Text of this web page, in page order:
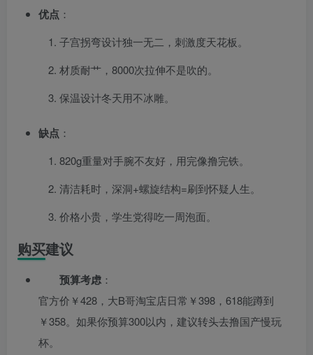
优点 ：
子宫拐弯设计独一无二，刺激度天花板。
材质耐艹，8000次拉伸不是吹的。
保温设计冬天用不冰雕。
缺点 ：
820g重量对手腕不友好，用完像撸完铁。
清洁耗时，深洞+螺旋结构=刷到怀疑人生。
价格小贵，学生党得吃一周泡面。
购买建议
预算考虑 ：
官方价￥428，大B哥淘宝店日常￥398，618能蹲到
￥358。如果你预算300以内，建议转头去撸国产慢玩
杯。